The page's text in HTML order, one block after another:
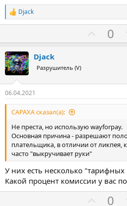
Р
е
и
и
:
Djack
а
0
Djack
Разрушитель (V)
06.04.2021
CAPAXA сказал(а):
Не преста, но использую wayforpay.
Основная причина - разрешают
плательщика, в отличии от ликпея,
часто "выкручивает руки"
У них есть несколько "тарифных
Какой процент комиссии у вас
0